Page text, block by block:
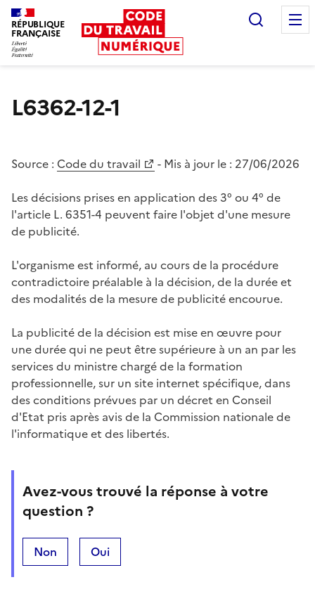
RÉPUBLIQUE
FRANÇAISE
L6362-12-1
Source : Code du travail - Mis à jour le : 27/06/2026
Les décisions prises en application des 3° ou 4° de
l'article L. 6351-4 peuvent faire l'objet d'une mesure
de publicité.
L'organisme est informé, au cours de la procédure
contradictoire préalable à la décision, de la durée et
des modalités de la mesure de publicité encourue.
La publicité de la décision est mise en œuvre pour
une durée qui ne peut être supérieure à un an par les
services du ministre chargé de la formation
professionnelle, sur un site internet spécifique, dans
des conditions prévues par un décret en Conseil
d'Etat pris après avis de la Commission nationale de
l'informatique et des libertés.
Avez-vous trouvé la réponse à votre
question ?
Non Oui